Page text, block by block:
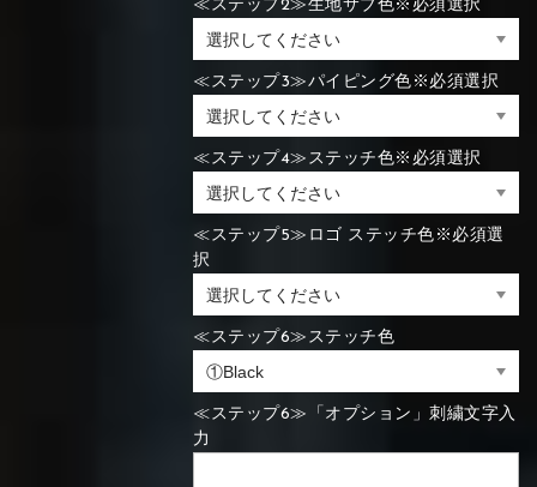
≪ステップ2≫生地サブ色※必須選択
≪ステップ3≫パイピング色※必須選択
≪ステップ4≫ステッチ色※必須選択
≪ステップ5≫ロゴ ステッチ色※必須選
択
≪ステップ6≫ステッチ色
≪ステップ6≫「オプション」刺繍文字入
力